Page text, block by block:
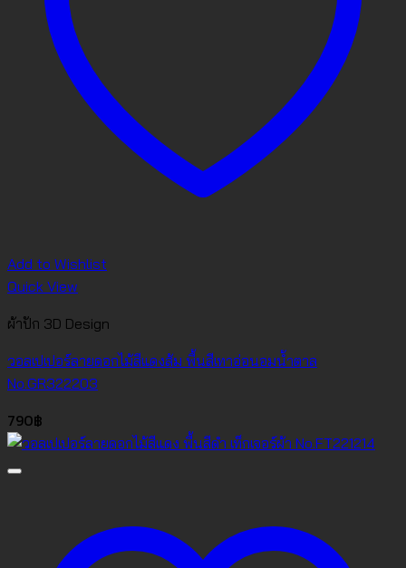
Add to Wishlist
Quick View
ผ้าปัก 3D Design
วอลเปเปอร์ลายดอกไม้สีแดงส้ม พื้นสีเทาอ่อนอมน้ำตาล
No.GR322203
790฿